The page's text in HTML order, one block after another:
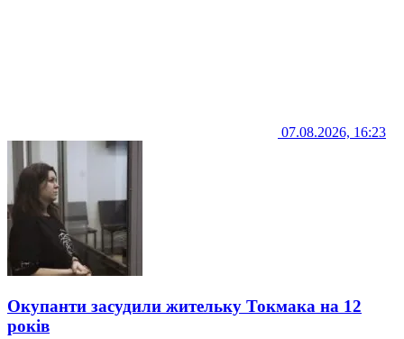
07.08.2026, 16:23
Окупанти засудили жительку Токмака на 12
років